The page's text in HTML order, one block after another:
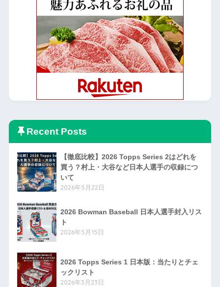
Recent Posts
【徹底比較】2026 Topps Series 2はどれを
買う？村上・大谷など日本人選手の収録につ
いて
2026年5月22日
2026 Bowman Baseball 日本人選手封入リス
ト
2026年5月15日
2026 Topps Series 1 日本版：当たりとチェ
ックリスト
2026年3月23日